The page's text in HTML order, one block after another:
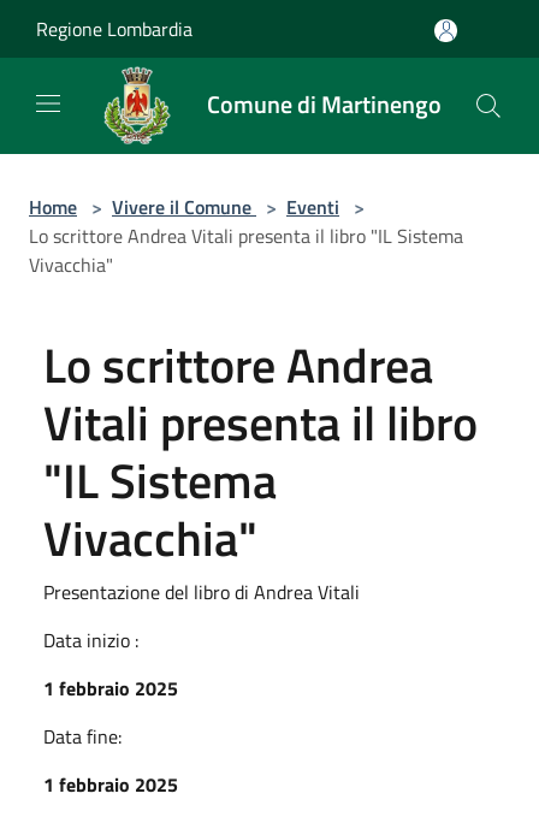
Regione Lombardia
Comune di Martinengo
Home > Vivere il Comune > Eventi >
Lo scrittore Andrea Vitali presenta il libro "IL Sistema
Vivacchia"
Lo scrittore Andrea
Vitali presenta il libro
"IL Sistema
Vivacchia"
Presentazione del libro di Andrea Vitali
Data inizio :
1 febbraio 2025
Data fine:
1 febbraio 2025